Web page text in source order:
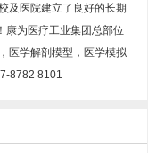
及医院建立了良好的长期
康为医疗工业集团总部位
医学解剖模型，医学模拟
8782 8101